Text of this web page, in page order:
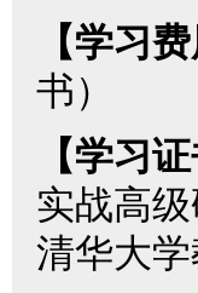
【学习费
书）
【学习证
实战高
清华大